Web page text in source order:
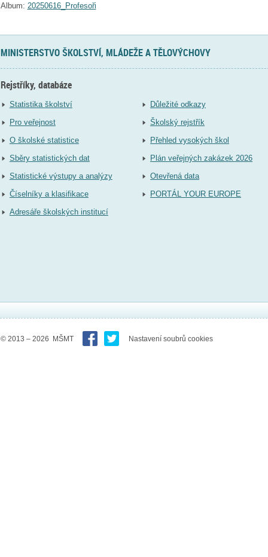
Album: 20250616_Profesoři
MINISTERSTVO ŠKOLSTVÍ, MLÁDEŽE A TĚLOVÝCHOVY
Rejstříky, databáze
Statistika školství
Pro veřejnost
O školské statistice
Sběry statistických dat
Statistické výstupy a analýzy
Číselníky a klasifikace
Adresáře školských institucí
Důležité odkazy
Školský rejstřík
Přehled vysokých škol
Plán veřejných zakázek 2026
Otevřená data
PORTÁL YOUR EUROPE
© 2013 – 2026 MŠMT Nastavení soubrů cookies